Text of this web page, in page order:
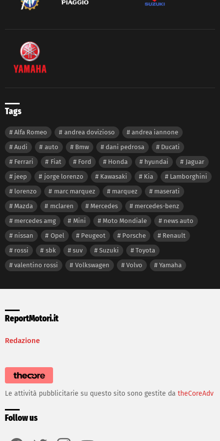
Tags
Alfa Romeo andrea dovizioso
andrea iannone
Audi
auto Bmw dani pedrosa
Ducati
Ferrari
Fiat Ford Honda hyundai
Jaguar
jeep
jorge lorenzo Kawasaki Kia
Lamborghini
lorenzo
marc marquez marquez
maserati
Mazda
mclaren Mercedes
mercedes-benz
mercedes amg
Mini Moto Mondiale
news auto
nissan
Opel Peugeot Porsche
Renault
rossi
sbk suv Suzuki
Toyota
valentino rossi
Volkswagen Volvo Yamaha
ReportMotori.it
Redazione
Le attività pubblicitarie su questo sito sono gestite da theCoreAdv
Follow us